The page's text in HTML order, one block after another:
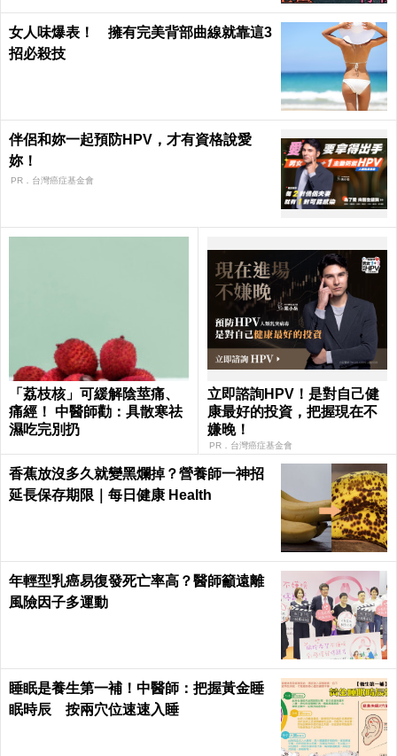
女人味爆表！ 擁有完美背部曲線就靠這3
招必殺技
伴侶和妳一起預防HPV，才有資格說愛
妳！
PR．台灣癌症基金會
「荔枝核」可緩解陰莖痛、
痛經！ 中醫師勸：具散寒祛
濕吃完別扔
立即諮詢HPV！是對自己健
康最好的投資，把握現在不
嫌晚！
PR．台灣癌症基金會
香蕉放沒多久就變黑爛掉？營養師一神招
延長保存期限｜每日健康 Health
年輕型乳癌易復發死亡率高？醫師籲遠離
風險因子多運動
睡眠是養生第一補！中醫師：把握黃金睡
眠時辰 按兩穴位速速入睡